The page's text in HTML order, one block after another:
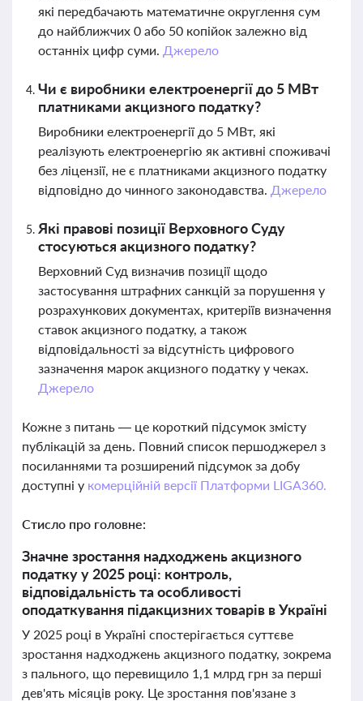
які передбачають математичне округлення сум
до найближчих 0 або 50 копійок залежно від
останніх цифр суми. Джерело
Чи є виробники електроенергії до 5 МВт
платниками акцизного податку?
Виробники електроенергії до 5 МВт, які
реалізують електроенергію як активні споживачі
без ліцензії, не є платниками акцизного податку
відповідно до чинного законодавства. Джерело
Які правові позиції Верховного Суду
стосуються акцизного податку?
Верховний Суд визначив позиції щодо
застосування штрафних санкцій за порушення у
розрахункових документах, критеріїв визначення
ставок акцизного податку, а також
відповідальності за відсутність цифрового
зазначення марок акцизного податку у чеках.
Джерело
Кожне з питань — це короткий підсумок змісту
публікацій за день. Повний список першоджерел з
посиланнями та розширений підсумок за добу
доступні у комерційній версії Платформи LIGA360.
Стисло про головне:
Значне зростання надходжень акцизного
податку у 2025 році: контроль,
відповідальність та особливості
оподаткування підакцизних товарів в Україні
У 2025 році в Україні спостерігається суттєве
зростання надходжень акцизного податку, зокрема
з пального, що перевищило 1,1 млрд грн за перші
дев'ять місяців року. Це зростання пов'язане з